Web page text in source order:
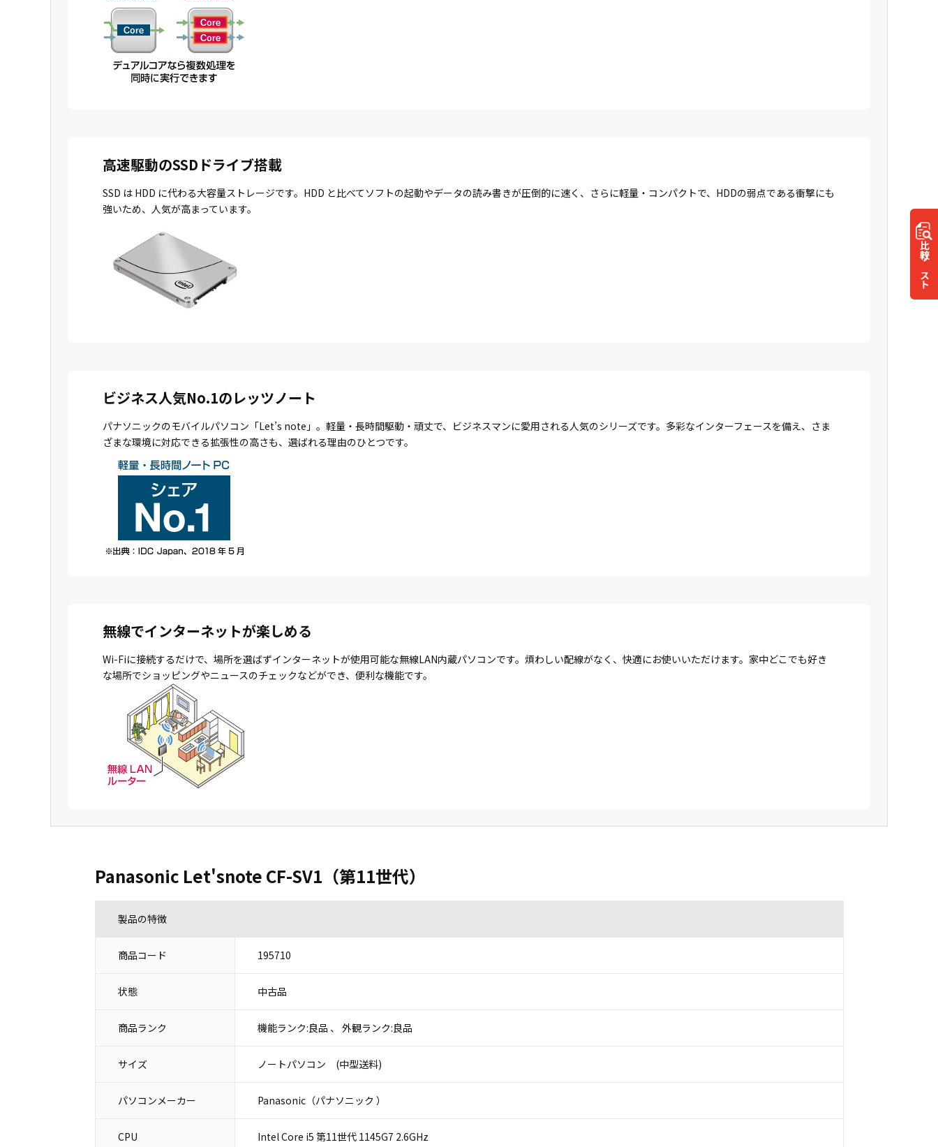
比較
リスト
高速駆動のSSDドライブ搭載
SSD は HDD に代わる大容量ストレージです。HDD と比べてソフトの起動やデータの読み書きが圧倒的に速く、さらに軽量・コンパクトで、HDDの弱点である衝撃にも
強いため、人気が高まっています。
ビジネス人気No.1のレッツノート
パナソニックのモバイルパソコン「Let’s note」。軽量・長時間駆動・頑丈で、ビジネスマンに愛用される人気のシリーズです。多彩なインターフェースを備え、さま
ざまな環境に対応できる拡張性の高さも、選ばれる理由のひとつです。
無線でインターネットが楽しめる
Wi-Fiに接続するだけで、場所を選ばずインターネットが使用可能な無線LAN内蔵パソコンです。煩わしい配線がなく、快適にお使いいただけます。家中どこでも好き
な場所でショッピングやニュースのチェックなどができ、便利な機能です。
Panasonic Let'snote CF-SV1（第11世代）
製品の特徴
商品コード 195710
状態 中古品
商品ランク 機能ランク:良品 、 外観ランク:良品
サイズ ノートパソコン (中型送料)
パソコンメーカー Panasonic（パナソニック ）
CPU Intel Core i5 第11世代 1145G7 2.6GHz